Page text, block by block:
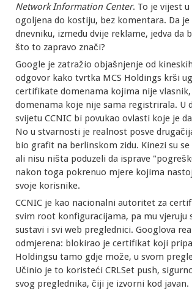
Network Information Center. To je vijest
ogoljena do kostiju, bez komentara. Da je
dnevniku, između dvije reklame, jedva da
što to zapravo znači?
Google je zatražio objašnjenje od
odgovor kako tvrtka MCS Holdings krši
certifikate domenama kojima nije
domenama koje nije sama registrirala. U
svijetu CCNIC bi povukao ovlasti koje je
No u stvarnosti je realnost posve
bio grafit na berlinskom zidu. Kinezi su
ali nisu ništa poduzeli da isprave
nakon toga pokrenuo mjere kojima
svoje korisnike.
CCNIC je kao nacionalni autoritet za
svim root konfiguracijama, pa mu vjeruju
sustavi i svi web preglednici. Googlova
odmjerena: blokirao je certifikat koji
Holdingsu tamo gdje može, u svom
Učinio je to koristeći CRLSet push,
svog preglednika, čiji je izvorni kod javan.